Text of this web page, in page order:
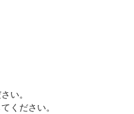
い。
ください。